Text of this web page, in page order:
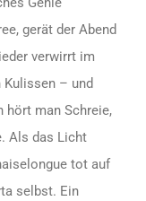
gerät der Abend
verwirrt im
– und
hört man Schreie,
Als das Licht
tot auf
selbst. Ein